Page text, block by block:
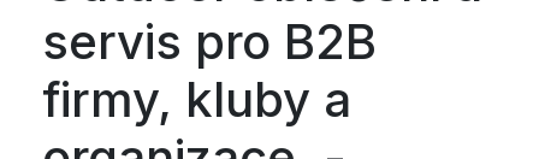
servis pro B2B
firmy, kluby a